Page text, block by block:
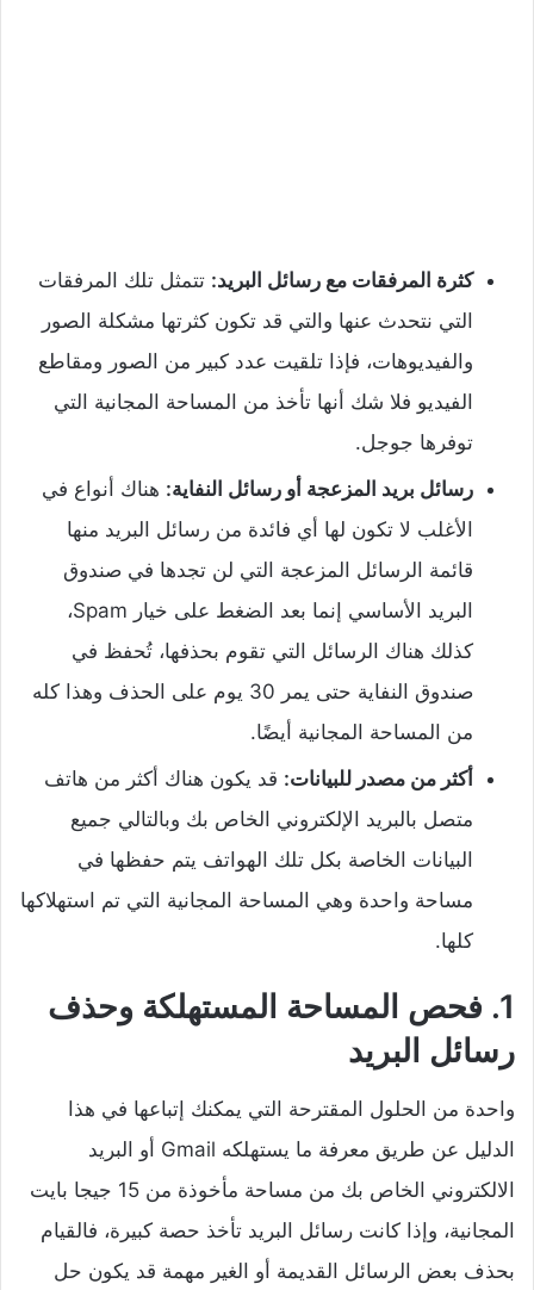
كثرة المرفقات مع رسائل البريد: تتمثل تلك المرفقات
التي نتحدث عنها والتي قد تكون كثرتها مشكلة الصور
والفيديوهات، فإذا تلقيت عدد كبير من الصور ومقاطع
الفيديو فلا شك أنها تأخذ من المساحة المجانية التي
توفرها جوجل.
رسائل بريد المزعجة أو رسائل النفاية: هناك أنواع في
الأغلب لا تكون لها أي فائدة من رسائل البريد منها
قائمة الرسائل المزعجة التي لن تجدها في صندوق
البريد الأساسي إنما بعد الضغط على خيار Spam،
كذلك هناك الرسائل التي تقوم بحذفها، تُحفظ في
صندوق النفاية حتى يمر 30 يوم على الحذف وهذا كله
من المساحة المجانية أيضًا.
أكثر من مصدر للبيانات: قد يكون هناك أكثر من هاتف
متصل بالبريد الإلكتروني الخاص بك وبالتالي جميع
البيانات الخاصة بكل تلك الهواتف يتم حفظها في
مساحة واحدة وهي المساحة المجانية التي تم استهلاكها
كلها.
1. فحص المساحة المستهلكة وحذف
رسائل البريد
واحدة من الحلول المقترحة التي يمكنك إتباعها في هذا
الدليل عن طريق معرفة ما يستهلكه Gmail أو البريد
الالكتروني الخاص بك من مساحة مأخوذة من 15 جيجا بايت
المجانية، وإذا كانت رسائل البريد تأخذ حصة كبيرة، فالقيام
بحذف بعض الرسائل القديمة أو الغير مهمة قد يكون حل